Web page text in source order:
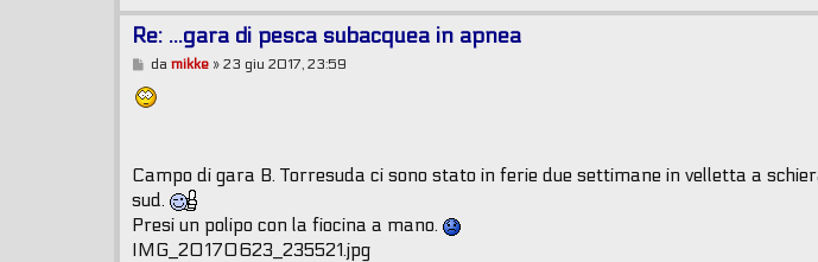
Re: ...gara di pesca subacquea in apnea
M
s
s
i
o
da mikke» 23 giu 2017, 23:59
Campo di gara B. Torresuda ci sono stato in ferie due settimane in velletta a
sud.
Presi un polipo con la fiocina a mano.
IMG_20170623_235521.jpg